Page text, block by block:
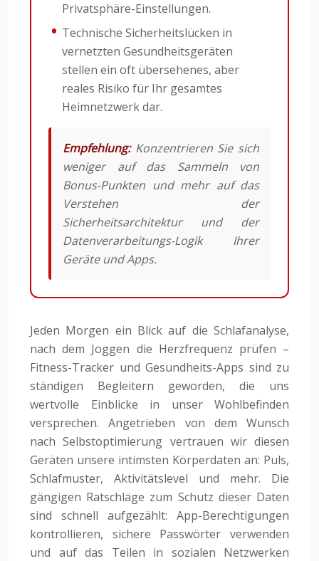
Privatsphäre-Einstellungen.
Technische Sicherheitslücken in
vernetzten Gesundheitsgeräten
stellen ein oft übersehenes, aber
reales Risiko für Ihr gesamtes
Heimnetzwerk dar.
Empfehlung:Konzentrieren Sie sich
weniger auf das Sammeln von
Bonus-Punkten und mehr auf das
Verstehen der
Sicherheitsarchitektur und der
Datenverarbeitungs-Logik Ihrer
Geräte und Apps.
Jeden Morgen ein Blick auf die Schlafanalyse,
nach dem Joggen die Herzfrequenz prüfen –
Fitness-Tracker und Gesundheits-Apps sind zu
ständigen Begleitern geworden, die uns
wertvolle Einblicke in unser Wohlbefinden
versprechen. Angetrieben von dem Wunsch
nach Selbstoptimierung vertrauen wir diesen
Geräten unsere intimsten Körperdaten an: Puls,
Schlafmuster, Aktivitätslevel und mehr. Die
gängigen Ratschläge zum Schutz dieser Daten
sind schnell aufgezählt: App-Berechtigungen
kontrollieren, sichere Passwörter verwenden
und auf das Teilen in sozialen Netzwerken